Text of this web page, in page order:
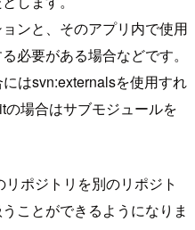
ンと、そのアプリ内で使用
必要がある場合などです。
はsvn:externalsを使用すれ
場合はサブモジュールを
ポジトリを別のリポジト
ことができるようになりま